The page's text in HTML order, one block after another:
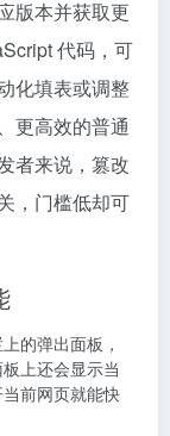
版本并获取更
代码，可
化填表或调整
更高效的普通
者来说，篡改
，门槛低却可
的弹出面板，
上还会显示当
前网页就能快